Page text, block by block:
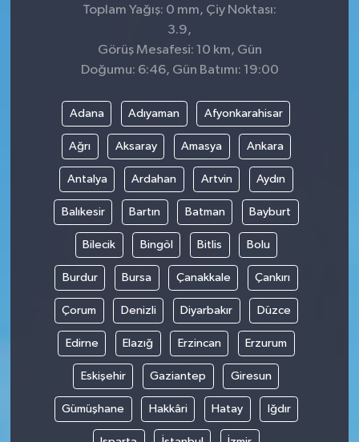
Toplam Yağış: 0 mm, Çiy Noktası:
3.9,
Görüş Mesafesi: 10 km, Gün
Doğumu: 6:46, Gün Batımı: 19:00
Adana Adıyaman Afyonkarahisar
Ağrı Aksaray Amasya Ankara
Antalya Ardahan Artvin Aydın
Balıkesir Bartın Batman Bayburt
Bilecik Bingöl Bitlis Bolu
Burdur Bursa Çanakkale Çankırı
Çorum Denizli Diyarbakır Düzce
Edirne Elazığ Erzincan Erzurum
Eskişehir Gaziantep Giresun
Gümüşhane Hakkâri Hatay Iğdır